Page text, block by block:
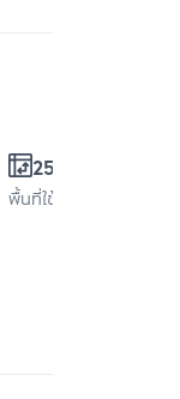
250 ตร.ม.
พื้นที่ใช้สอย